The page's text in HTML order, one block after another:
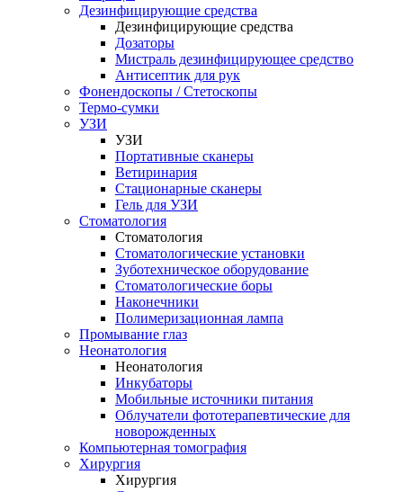
Дезинфицирующие средства
Дезинфицирующие средства
Дозаторы
Мистраль дезинфицирующее средство
Антисептик для рук
Фонендоскопы / Стетоскопы
Термо-сумки
УЗИ
УЗИ
Портативные сканеры
Ветиринария
Стационарные сканеры
Гель для УЗИ
Стоматология
Стоматология
Стоматологические установки
Зуботехническое оборудование
Стоматологические боры
Наконечники
Полимеризационная лампа
Промывание глаз
Неонатология
Неонатология
Инкубаторы
Мобильные источники питания
Облучатели фототерапевтические для
новорожденных
Компьютерная томография
Хирургия
Хирургия